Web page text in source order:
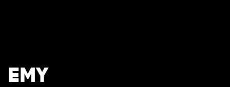
EMY